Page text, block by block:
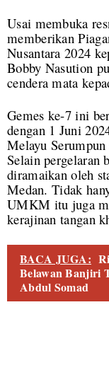
Usai membuka
memberikan
Nusantara 2024
Bobby Nasution
cendera mata
Gemes ke-7 ini
dengan 1 Juni
Melayu
Selain pergelaran
diramaikan oleh
Medan. Tidak
UMKM itu juga
kerajinan tangan
BACA JUGA:
Belawan Banjiri
Abdul Somad